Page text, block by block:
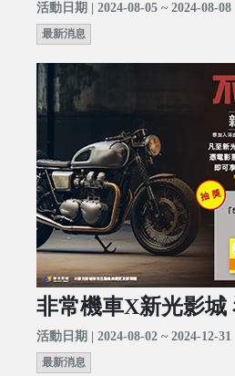
活動日期 | 2024-08-05 ~ 2024-08-08
最新消息
非常機車X新光影城
活動日期 | 2024-08-02 ~ 2024-12-31
最新消息